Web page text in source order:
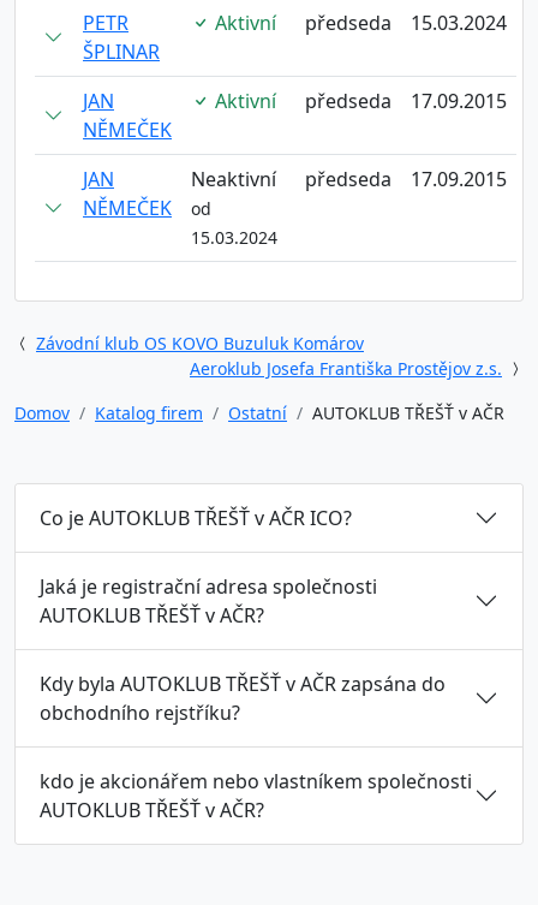
PETR
ŠPLINAR
Aktivní předseda 15.03.2024
JAN
NĚMEČEK
Aktivní předseda 17.09.2015
JAN
NĚMEČEK
Neaktivní
od
15.03.2024
předseda 17.09.2015
Závodní klub OS KOVO Buzuluk Komárov
Aeroklub Josefa Františka Prostějov z.s.
Domov
Katalog firem Ostatní AUTOKLUB TŘEŠŤ v AČR
Co je AUTOKLUB TŘEŠŤ v AČR ICO?
Jaká je registrační adresa společnosti
AUTOKLUB TŘEŠŤ v AČR?
Kdy byla AUTOKLUB TŘEŠŤ v AČR zapsána do
obchodního rejstříku?
kdo je akcionářem nebo vlastníkem společnosti
AUTOKLUB TŘEŠŤ v AČR?